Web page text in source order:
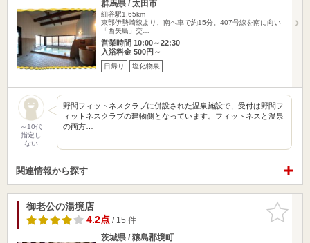
群馬県 / 太田市
細谷駅1.65km
東部伊勢崎線より、南へ車で約15分。407号線を南に向い
「西矢島」交…
営業時間 10:00～22:30
入浴料金 500円～
日帰り 塩化物泉
～10代
指定し
ない
野間フィットネスクラブに併設された温泉施設で、受付は野間フ
ィットネスクラブの建物側となっています。フィットネスと温泉
の両方…
関連情報から探す
お気に入
りに追加
御老公の湯境店
4.2点/ 15 件
茨城県 / 猿島郡境町